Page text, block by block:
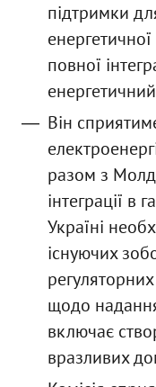
підтримки
повної
Він
разом з
інтеграції в
Україні
існуючих
щодо
включає
вразливих